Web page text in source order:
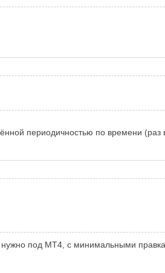
периодичностью по времени (раз
под МТ4, с минимальными